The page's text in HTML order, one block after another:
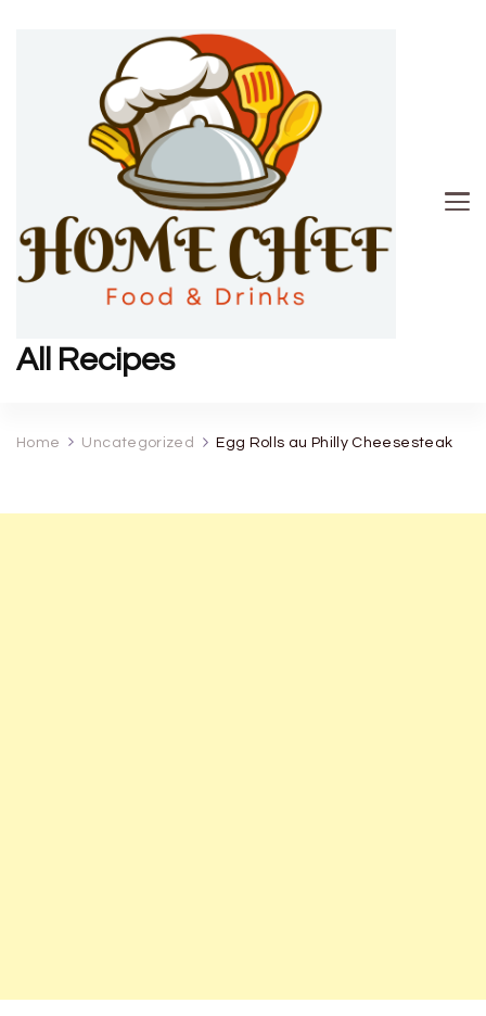
All Recipes
Home Uncategorized Egg Rolls au Philly Cheesesteak